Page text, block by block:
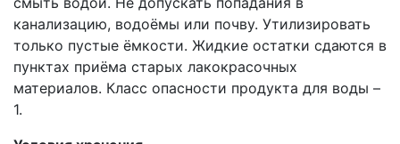
канализацию, водоёмы или почву. Утилизировать
только пустые ёмкости. Жидкие остатки сдаются в
пунктах приёма старых лакокрасочных
материалов. Класс опасности продукта для воды –
1.